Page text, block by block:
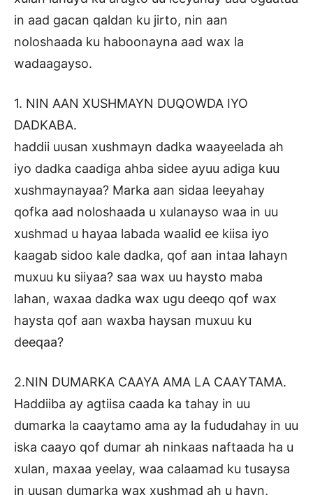
in aad gacan qaldan ku jirto, nin aan
noloshaada ku haboonayna aad wax la
wadaagayso.
1. NIN AAN XUSHMAYN DUQOWDA IYO
DADKABA.
haddii uusan xushmayn dadka waayeelada ah
iyo dadka caadiga ahba sidee ayuu adiga kuu
xushmaynayaa? Marka aan sidaa leeyahay
qofka aad noloshaada u xulanayso waa in uu
xushmad u hayaa labada waalid ee kiisa iyo
kaagab sidoo kale dadka, qof aan intaa lahayn
muxuu ku siiyaa? saa wax uu haysto maba
lahan, waxaa dadka wax ugu deeqo qof wax
haysta qof aan waxba haysan muxuu ku
deeqaa?
2.NIN DUMARKA CAAYA AMA LA CAAYTAMA.
Haddiiba ay agtiisa caada ka tahay in uu
dumarka la caaytamo ama ay la fududahay in uu
iska caayo qof dumar ah ninkaas naftaada ha u
xulan, maxaa yeelay, waa calaamad ku tusaysa
in uusan dumarka wax xushmad ah u hayn,